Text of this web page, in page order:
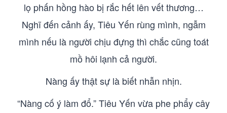
lọ phấn hồng hào bị rắc hết lên vết thương…
Nghĩ đến cảnh ấy, Tiêu Yến rùng mình, ngẫm
mình nếu là người chịu đựng thì chắc cũng toát
mồ hôi lạnh cả người.
Nàng ấy thật sự là biết nhẫn nhịn.
“Nàng cố ý làm đổ.” Tiêu Yến vừa phe phẩy cây